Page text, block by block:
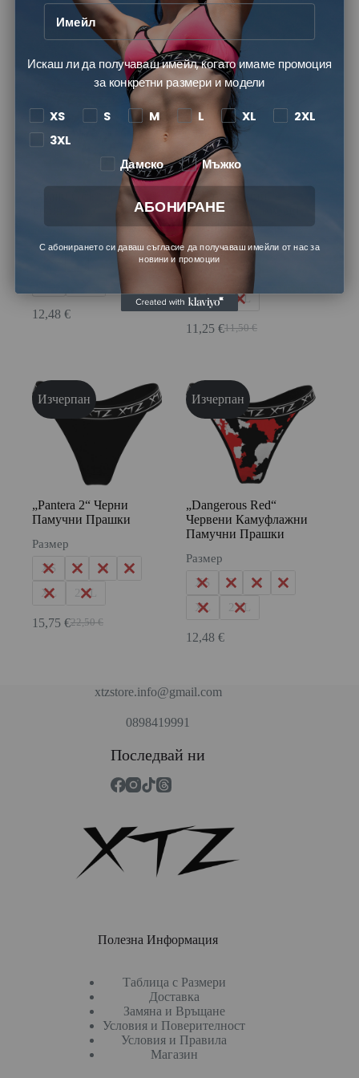
12,48€ 12,48
„Waifu Girls“ Дамска
12,48 €
Изчерпан
„Deep 2“ Сини
Петролени Памучни
Прашки
Размер
XL
2XL
11,50€
Original
11,50 €.
11,25€Текущата
11,25 €.
Изчерпан
„Pantera 2“ Черни
Памучни Прашки
Размер
XS
S M
L
XL
2XL
22,50€
Original
15,75 €Текущата
Изчерпан
„Dangerous Red“
Червени Камуфлажни
Памучни Прашки
Размер
XS
S M
L
XL
2XL
12,48€
xtzstore.info@gmail.com
0898419991
Последвай ни
Полезна Информация
Таблица с Размери
Доставка
Замяна и Връщане
Условия и Поверителност
Условия и Правила
Магазин
Искаш ли да получаваш имейл, когато имаме промоция
за конкретни размери и модели
XS
S M L XL
2XL
3XL
Дамско
Мъжко
АБОНИРАНЕ
С абонирането си даваш съгласие да получаваш имейли от нас за
новини и промоции